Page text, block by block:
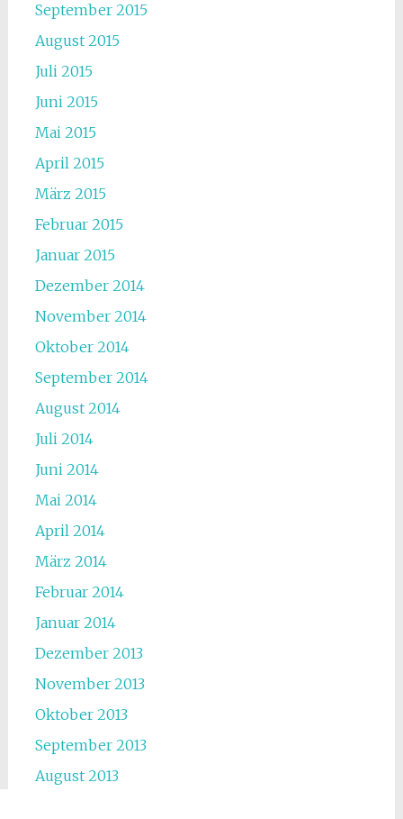
September 2015
August 2015
Juli 2015
Juni 2015
Mai 2015
April 2015
März 2015
Februar 2015
Januar 2015
Dezember 2014
November 2014
Oktober 2014
September 2014
August 2014
Juli 2014
Juni 2014
Mai 2014
April 2014
März 2014
Februar 2014
Januar 2014
Dezember 2013
November 2013
Oktober 2013
September 2013
August 2013